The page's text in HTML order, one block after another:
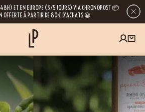
ET EN EUROPE (3/5 JOURS) VIA CHRONOPOST 📦
OFFERTE À PARTIR DE 80€ D’ACHATS 😀
À LA NEWSLETTER